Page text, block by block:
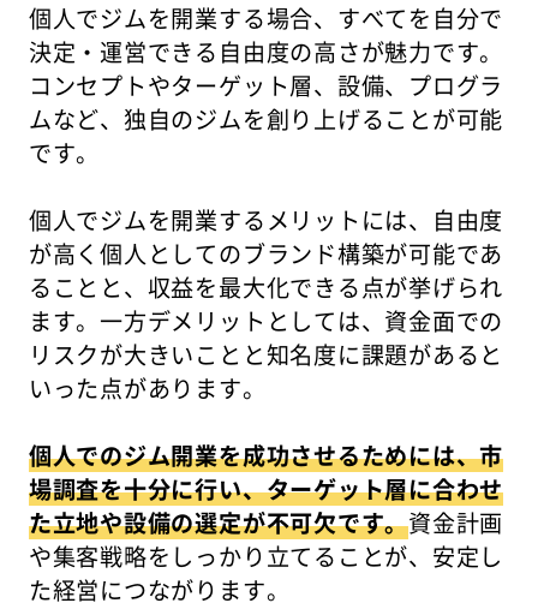
個人でジムを開業する場合、すべてを自分で
決定・運営できる自由度の高さが魅力です。
コンセプトやターゲット層、設備、プログラ
ムなど、独自のジムを創り上げることが可能
です。
個人でジムを開業するメリットには、自由度
が高く個人としてのブランド構築が可能であ
ることと、収益を最大化できる点が挙げられ
ます。一方デメリットとしては、資金面での
リスクが大きいことと知名度に課題があると
いった点があります。
個人でのジム開業を成功させるためには、市
場調査を十分に行い、ターゲット層に合わせ
た立地や設備の選定が不可欠です。資金計画
や集客戦略をしっかり立てることが、安定し
た経営につながります。